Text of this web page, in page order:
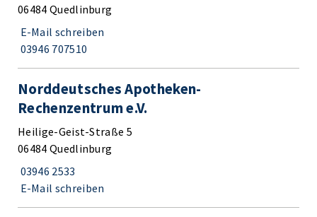
06484 Quedlinburg
E-Mail schreiben
03946 707510
Norddeutsches Apotheken-
Rechenzentrum e.V.
Heilige-Geist-Straße 5
06484 Quedlinburg
03946 2533
E-Mail schreiben